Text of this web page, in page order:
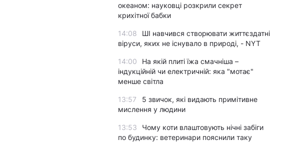
океаном: науковці розкрили секрет
крихітної бабки
14:08
ШІ навчився створювати життєздатні
віруси, яких не існувало в природі, - NYT
14:00
На якій плиті їжа смачніша –
індукційній чи електричній: яка "мотає"
менше світла
13:57
5 звичок, які видають примітивне
мислення у людини
13:53
Чому коти влаштовують нічні забіги
по будинку: ветеринари пояснили таку